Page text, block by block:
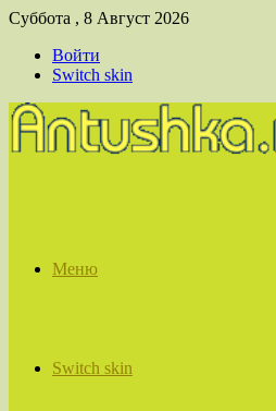
Суббота , 8 Август 2026
Войти
Switch skin
Меню
Switch skin